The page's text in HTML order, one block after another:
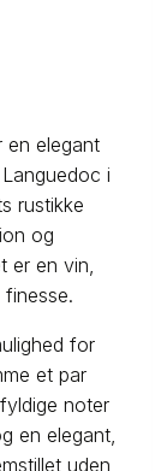
en elegant
i
rustikke
og
er en vin,
for
et par
noter
en elegant,
uden